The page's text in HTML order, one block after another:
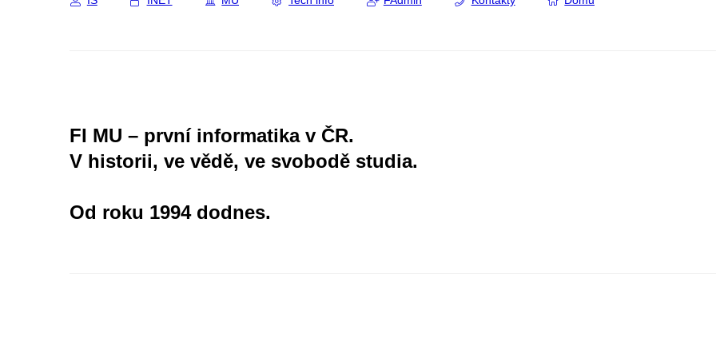
FI MU – první informatika v ČR.
V historii, ve vědě, ve svobodě studia.
Od roku 1994 dodnes.